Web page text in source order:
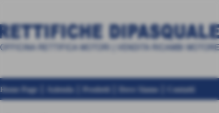
Home Page Azienda Prodotti Dove Siamo Contatti